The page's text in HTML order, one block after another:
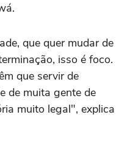
que quer mudar de
isso é foco.
que servir de
de muita gente de
muito legal", explica